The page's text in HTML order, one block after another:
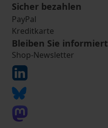
Sicher bezahlen
PayPal
Kreditkarte
Bleiben Sie informiert
Shop-Newsletter